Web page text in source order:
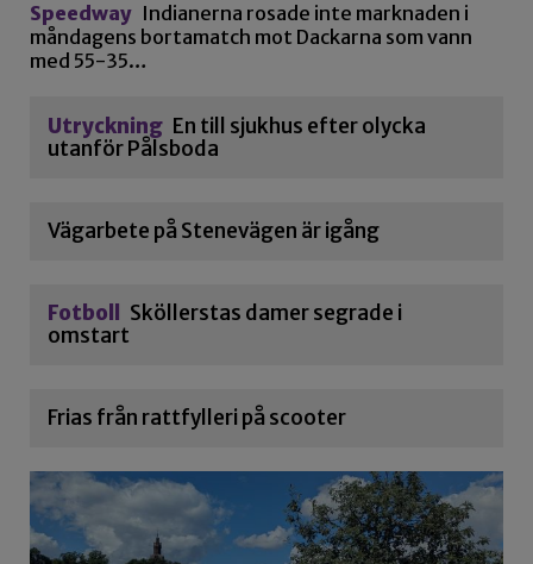
Speedway Indianerna rosade inte marknaden i
måndagens bortamatch mot Dackarna som vann
med 55-35…
Utryckning En till sjukhus efter olycka
utanför Pålsboda
Vägarbete på Stenevägen är igång
Fotboll
Sköllerstas damer segrade i
omstart
Frias från rattfylleri på scooter